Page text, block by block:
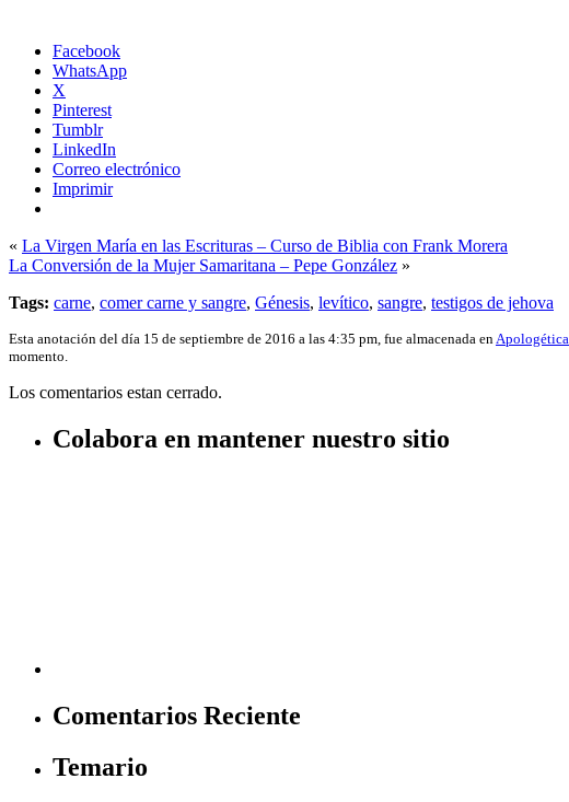
Facebook
WhatsApp
X
Pinterest
Tumblr
LinkedIn
Correo electrónico
Imprimir
« La Virgen María en las Escrituras – Curso de Biblia con Frank Morera
La Conversión de la Mujer Samaritana – Pepe González »
Tags: carne, comer carne y sangre, Génesis, levítico, sangre, testigos de jehova
Esta anotación del día 15 de septiembre de 2016 a las 4:35 pm, fue almacenada en Apologética
momento.
Los comentarios estan cerrado.
Colabora en mantener nuestro sitio
Comentarios Reciente
Temario